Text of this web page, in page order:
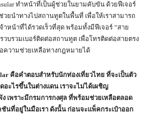
ทำหน้าที่เป็นผู้ช่วยในยามคับขัน ด้วยฟีเจอร์
ยนำทางไปสถานทูตในพื้นที่ เพื่อให้เราสามารถ
าหน้าที่ได้รวดเร็วที่สุด พร้อมทั้งมีฟีเจอร์ “สาย
บรวมเบอร์ติดต่อสถานทูต เพื่อโทรติดต่อสายตรง
ความช่วยเหลือทางกฎหมายได้
คือคำตอบสำหรับนักท่องเที่ยวไทย ที่จะเป็นตัว
อะไรขึ้นในต่างแดน เราจะไม่ได้เผชิญ
เพราะมีกรมการกงศุล ที่พร้อมช่วยเหลือตลอด
นที่อยู่ในมือเรา ดังนั้น ก่อนจะแพ็คกระเป๋าออก